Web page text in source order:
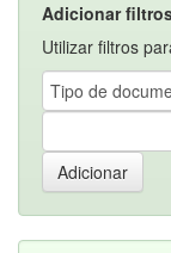
Adicionar
Utilizar filtros